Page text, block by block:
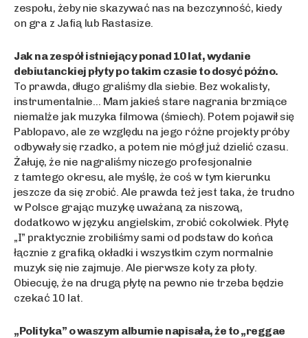
zespołu, żeby nie skazywać nas na bezczynność, kiedy
on gra z Jafią lub Rastasize.
Jak na zespół istniejący ponad 10 lat, wydanie
debiutanckiej płyty po takim czasie to dosyć późno.
To prawda, długo graliśmy dla siebie. Bez wokalisty,
instrumentalnie… Mam jakieś stare nagrania brzmiące
niemalże jak muzyka filmowa (śmiech). Potem pojawił się
Pablopavo, ale ze względu na jego różne projekty próby
odbywały się rzadko, a potem nie mógł już dzielić czasu.
Żałuję, że nie nagraliśmy niczego profesjonalnie
z tamtego okresu, ale myślę, że coś w tym kierunku
jeszcze da się zrobić. Ale prawda też jest taka, że trudno
w Polsce grając muzykę uważaną za niszową,
dodatkowo w języku angielskim, zrobić cokolwiek. Płytę
„I” praktycznie zrobiliśmy sami od podstaw do końca
łącznie z grafiką okładki i wszystkim czym normalnie
muzyk się nie zajmuje. Ale pierwsze koty za płoty.
Obiecuję, że na drugą płytę na pewno nie trzeba będzie
czekać 10 lat.
„Polityka” o waszym albumie napisała, że to „reggae